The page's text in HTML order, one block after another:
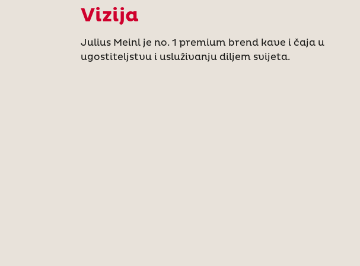
Vizija
Julius Meinl je no. 1 premium brend kave i čaja u
ugostiteljstvu i usluživanju diljem svijeta.